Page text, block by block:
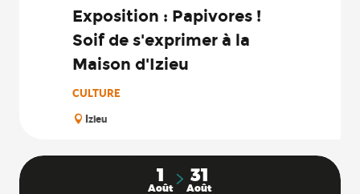
Exposition : Papivores !
Soif de s'exprimer à la
Maison d'Izieu
CULTURE
Izieu
1
Août
31
Août